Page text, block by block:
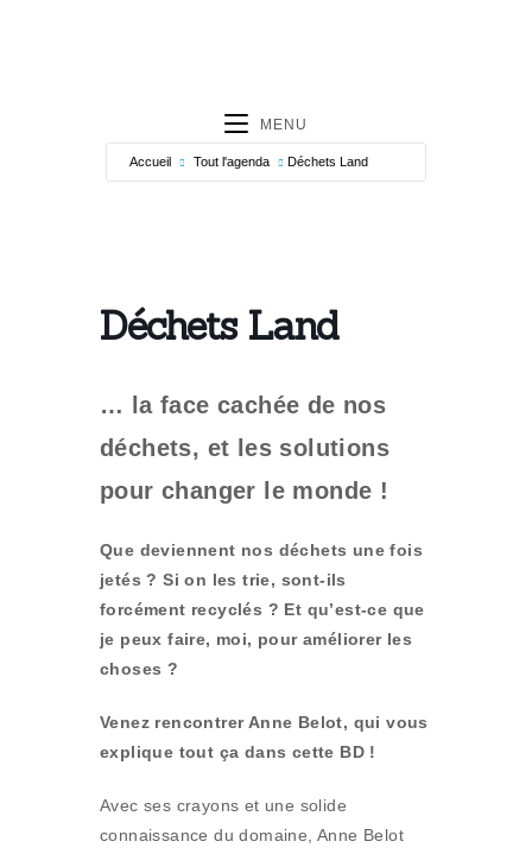
MENU
Accueil Tout l'agenda Déchets Land
Déchets Land
… la face cachée de nos
déchets, et les solutions
pour changer le monde !
Que deviennent nos déchets une fois
jetés ? Si on les trie, sont-ils
forcément recyclés ? Et qu’est-ce que
je peux faire, moi, pour améliorer les
choses ?
Venez rencontrer Anne Belot, qui vous
explique tout ça dans cette BD !
Avec ses crayons et une solide
connaissance du domaine, Anne Belot